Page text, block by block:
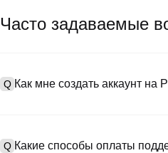
Часто задаваемые
Q Как мне создать аккаунт на
пароль и пройдите проверку с
Q Какие способы оплаты